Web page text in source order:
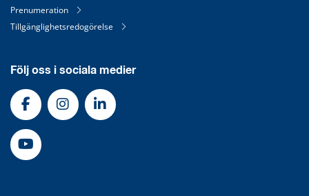
Prenumeration
Tillgänglighetsredogörelse
Följ oss i sociala medier